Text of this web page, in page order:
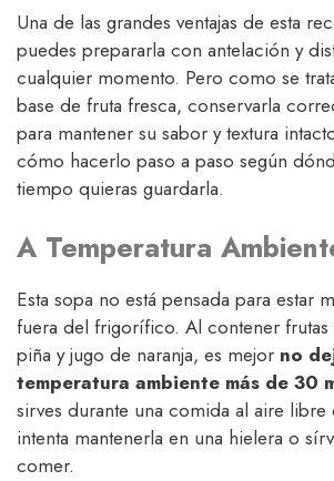
Una de las grandes ventajas de esta
puedes prepararla con antelación y
cualquier momento. Pero como se
base de fruta fresca, conservarla
para mantener su sabor y textura
cómo hacerlo paso a paso según
tiempo quieras guardarla.
A Temperatura
Esta sopa no está pensada para estar
fuera del frigorífico. Al contener
piña y jugo de naranja, es mejor no
temperatura ambiente más de 30
sirves durante una comida al aire
intenta mantenerla en una hielera o
comer.